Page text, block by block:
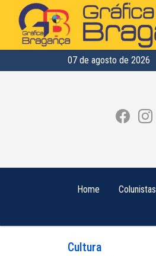
07 de agosto de 2026
Home Colunistas
Cultura